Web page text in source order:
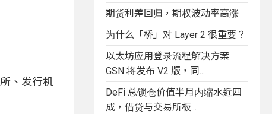
、发行机
期货利差回归，期权波动率高涨
为什么「桥」对 Layer 2 很重要？
以太坊应用登录流程解决方案
GSN 将发布 V2 版，同...
DeFi 总锁仓价值半月内缩水近四
成，借贷与交易所板...